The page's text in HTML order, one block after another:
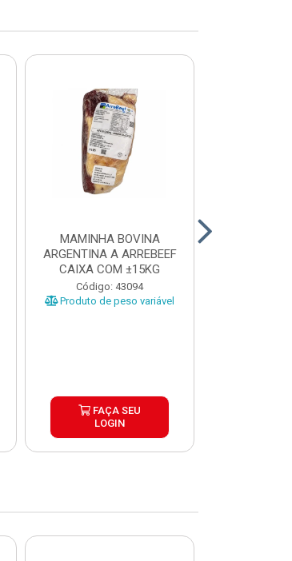
MAMINHA BOVINA
ARGENTINA A ARREBEEF
CAIXA COM ±15KG
Código: 43094
Produto de peso variável
FAÇA SEU
LOGIN